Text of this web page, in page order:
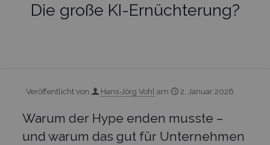
Die große KI-Ernüchterung?
Veröffentlicht von Hans-Jörg Vohl am 2. Januar 2026
Warum der Hype enden musste –
und warum das gut für Unternehmen